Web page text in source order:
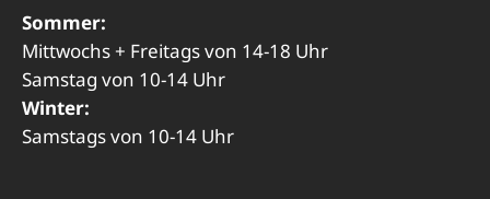
Sommer:
Mittwochs + Freitags von 14-18 Uhr
Samstag von 10-14 Uhr
Winter:
Samstags von 10-14 Uhr